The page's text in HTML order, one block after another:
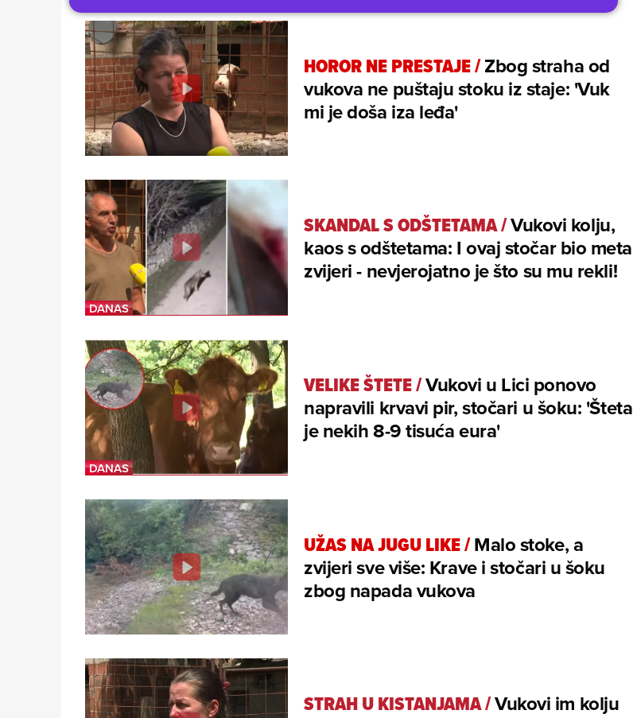
HOROR NE PRESTAJE/Zbog straha od
vukova ne puštaju stoku iz staje: 'Vuk
mi je doša iza leđa'
SKANDAL S ODŠTETAMA/Vukovi kolju,
kaos s odštetama: I ovaj stočar bio meta
zvijeri - nevjerojatno je što su mu rekli!
VELIKE ŠTETE/Vukovi u Lici ponovo
napravili krvavi pir, stočari u šoku: 'Šteta
je nekih 8-9 tisuća eura'
UŽAS NA JUGU LIKE/Malo stoke, a
zvijeri sve više: Krave i stočari u šoku
zbog napada vukova
STRAH U KISTANJAMA/Vukovi im kolju